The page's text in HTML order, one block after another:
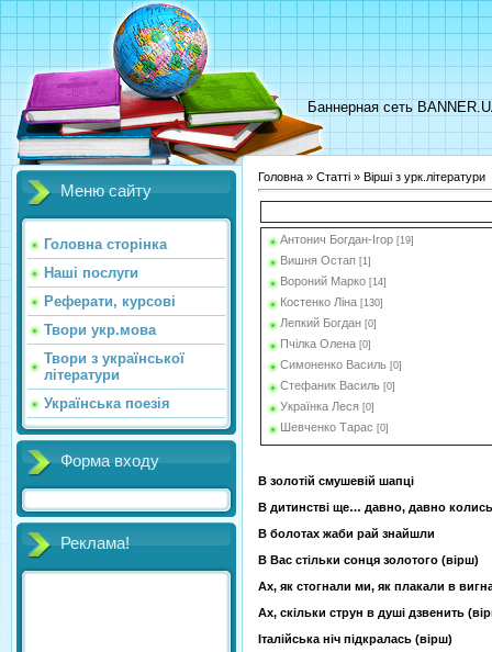
Баннерная сеть
Меню сайту
Головна сторінка
Наші послуги
Реферати, курсові
Твори укр.мова
Твори з української
літератури
Українська поезія
Форма входу
Реклама!
Головна » Статті » Вірші з урк.літератури
Антонич Богдан-Ігор [19]
Вишня Остап [1]
Вороний Марко [14]
Костенко Ліна [130]
Лепкий Богдан [0]
Пчілка Олена [0]
Симоненко Василь [0]
Стефаник Василь [0]
Українка Леся [0]
Шевченко Тарас [0]
В золотій смушевій шапці
В дитинстві ще… давно, давно колись
В болотах жаби рай знайшли
В Вас стільки сонця золотого (вірш)
Ах, як стогнали ми, як плакали в
Ах, скільки струн в душі дзвенить
Італійська ніч підкралась (вірш)